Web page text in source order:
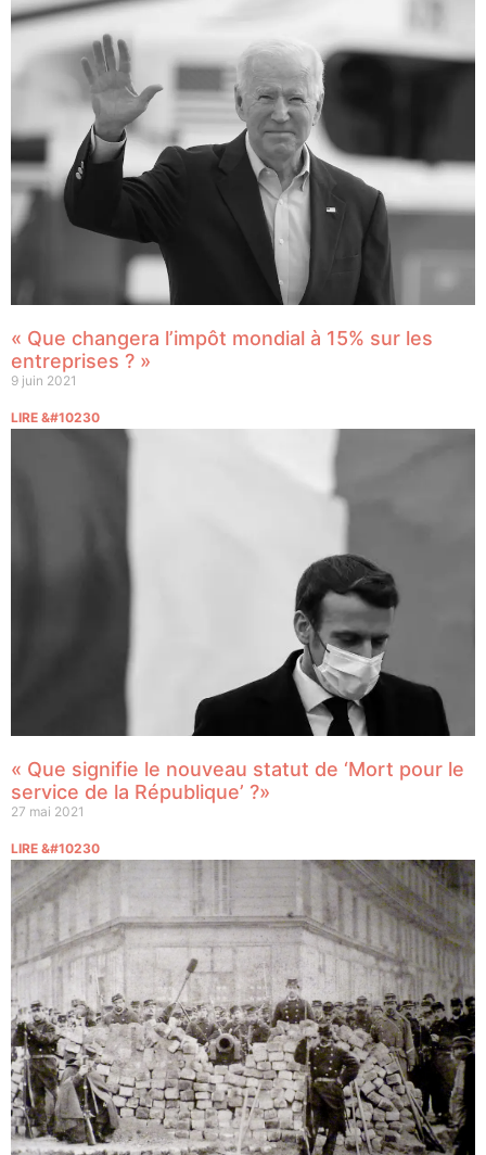
« Que changera l’impôt mondial à 15% sur les
entreprises ? »
9 juin 2021
LIRE &#10230
« Que signifie le nouveau statut de ‘Mort pour le
service de la République’ ?»
27 mai 2021
LIRE &#10230